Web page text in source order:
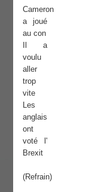
Cameron
a joué
au con
Il a
voulu
aller
trop
vite
Les
anglais
ont
voté l'
Brexit
(Refrain)